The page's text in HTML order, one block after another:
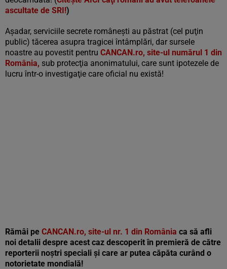
ascultate de SRI!)
Aşadar, serviciile secrete româneşti au păstrat (cel puţin
public) tăcerea asupra tragicei întâmplări, dar sursele
noastre au povestit pentru CANCAN.ro, site-ul numărul 1 din
România, sub protecţia anonimatului, care sunt ipotezele de
lucru într-o investigaţie care oficial nu există!
Rămâi pe CANCAN.ro, site-ul nr. 1 din România ca să afli
noi detalii despre acest caz descoperit în premieră de către
reporterii noştri speciali şi care ar putea căpăta curând o
notorietate mondială!